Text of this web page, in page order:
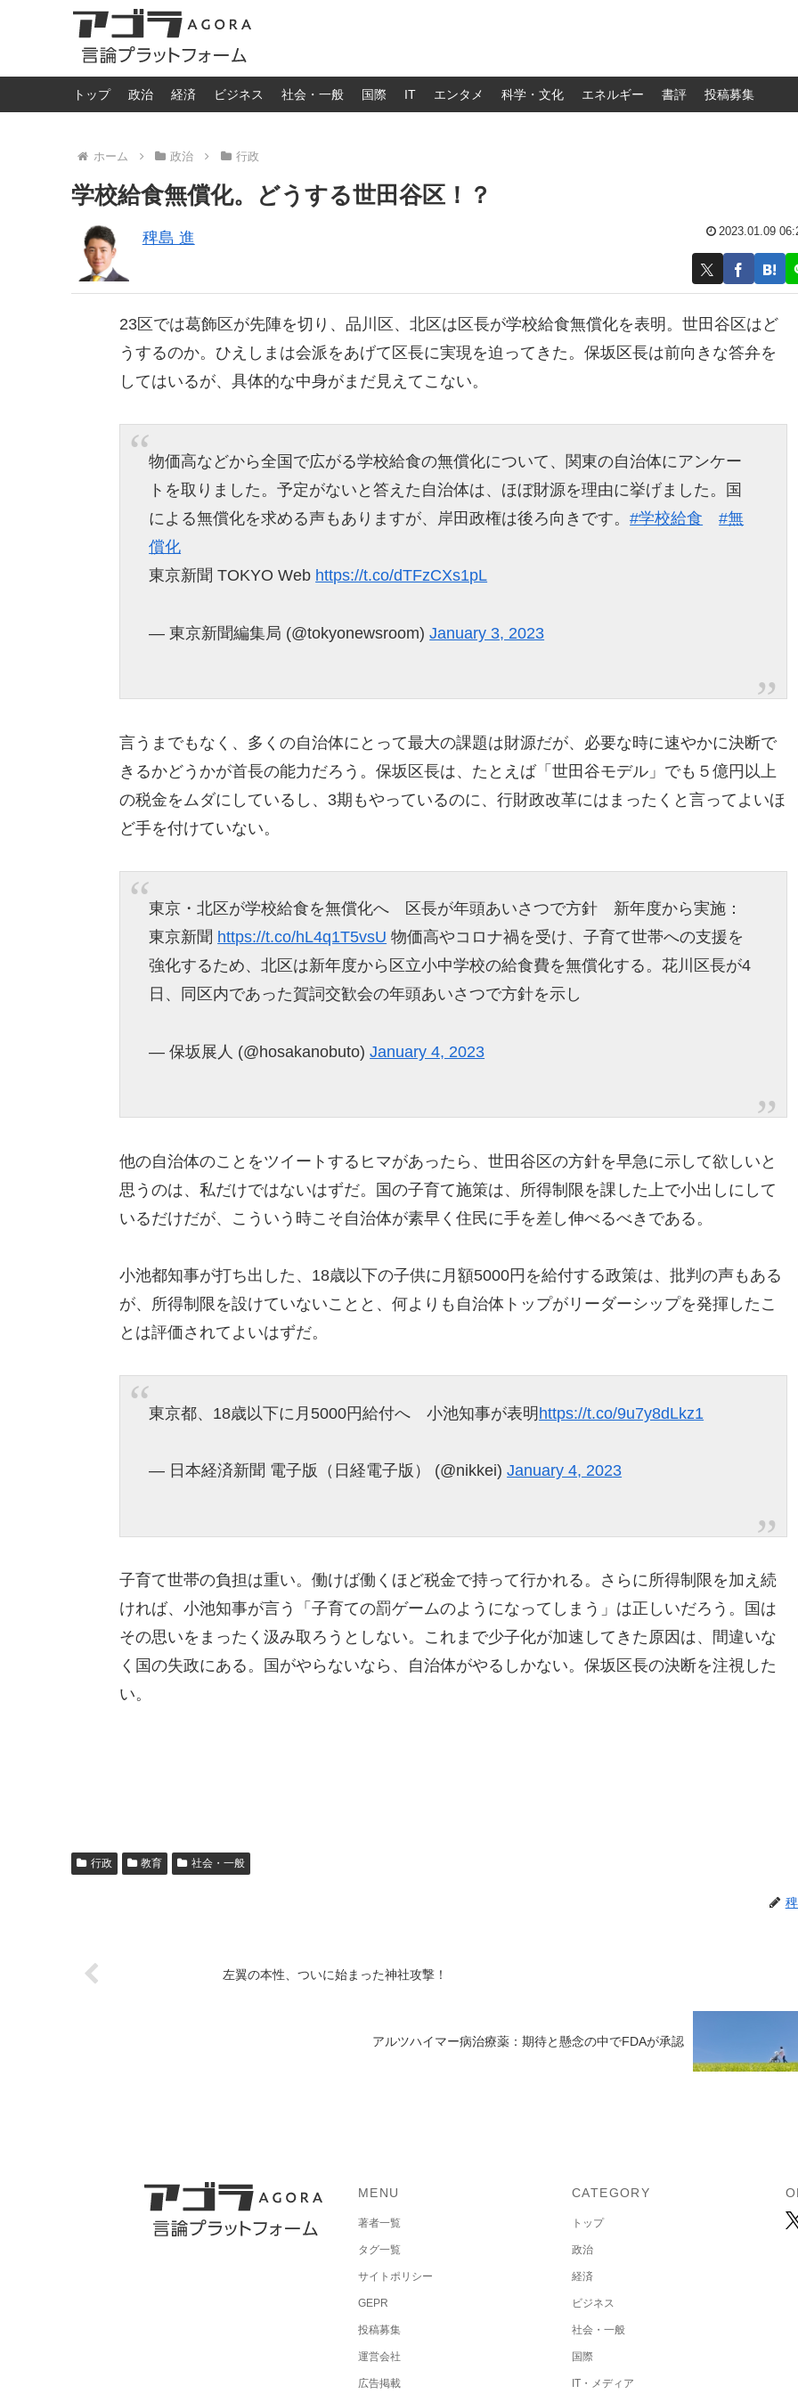
トップ 政治 経済 ビジネス 社会・一般 国際 IT エンタメ 科学・文化 エネルギー 書評 投稿募集
ホーム 政治 行政
学校給食無償化。どうする世田谷区！？
稗島 進 2023.01.09
23区では葛飾区が先陣を切り、品川区、北区は区長が学校給食無償化を表明。世田谷区はど
うするのか。ひえしまは会派をあげて区長に実現を迫ってきた。保坂区長は前向きな答弁を
してはいるが、具体的な中身がまだ見えてこない。
物価高などから全国で広がる学校給食の無償化について、関東の自治体にアンケー
トを取りました。予定がないと答えた自治体は、ほぼ財源を理由に挙げました。国
による無償化を求める声もありますが、岸田政権は後ろ向きです。#学校給食
#無
償化
東京新聞 TOKYO Web https://t.co/dTFzCXs1pL
— 東京新聞編集局 (@tokyonewsroom)January 3, 2023
言うまでもなく、多くの自治体にとって最大の課題は財源だが、必要な時に速やかに決断で
きるかどうかが首長の能力だろう。保坂区長は、たとえば「世田谷モデル」でも５億円以上
の税金をムダにしているし、3期もやっているのに、行財政改革にはまったくと言ってよいほ
ど手を付けていない。
東京・北区が学校給食を無償化へ 区長が年頭あいさつで方針 新年度から実施：
東京新聞 https://t.co/hL4q1T5vsU 物価高やコロナ禍を受け、子育て世帯への支援を
強化するため、北区は新年度から区立小中学校の給食費を無償化する。花川区長が4
日、同区内であった賀詞交歓会の年頭あいさつで方針を示し
— 保坂展人 (@hosakanobuto)January 4, 2023
他の自治体のことをツイートするヒマがあったら、世田谷区の方針を早急に示して欲しいと
思うのは、私だけではないはずだ。国の子育て施策は、所得制限を課した上で小出しにして
いるだけだが、こういう時こそ自治体が素早く住民に手を差し伸べるべきである。
小池都知事が打ち出した、18歳以下の子供に月額5000円を給付する政策は、批判の声もある
が、所得制限を設けていないことと、何よりも自治体トップがリーダーシップを発揮したこ
とは評価されてよいはずだ。
東京都、18歳以下に月5000円給付へ 小池知事が表明 https://t.co/9u7y8dLkz1
— 日本経済新聞 電子版（日経電子版） (@nikkei)January 4, 2023
子育て世帯の負担は重い。働けば働くほど税金で持って行かれる。さらに所得制限を加え続
ければ、小池知事が言う「子育ての罰ゲームのようになってしまう」は正しいだろう。国は
その思いをまったく汲み取ろうとしない。これまで少子化が加速してきた原因は、間違いな
く国の失政にある。国がやらないなら、自治体がやるしかない。保坂区長の決断を注視した
い。
行政 教育 社会・一般
左翼の本性、ついに始まった神社攻撃！
アルツハイマー病治療薬：期待と懸念の中でFDAが承認
MENU
著者一覧
タグ一覧
サイトポリシー
GEPR
投稿募集
運営会社
広告掲載
CATEGORY
トップ
政治
経済
ビジネス
社会・一般
国際
IT・メディア